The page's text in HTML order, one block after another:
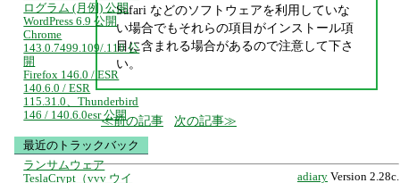
Safari などのソフトウェアを利用していな
い場合でもそれらの項目がインストール項
目に含まれる場合があるので注意して下さ
い。
前の記事 次の記事
adiary Version 2.28c.
ログラム (月例) 公開
WordPress 6.9 公開
Chrome
143.0.7499.109/.110 公
開
Firefox 146.0 / ESR
140.6.0 / ESR
115.31.0、Thunderbird
146 / 140.6.0esr 公開
最近のトラックバック
ランサムウェア
TeslaCrypt（vvv ウイ